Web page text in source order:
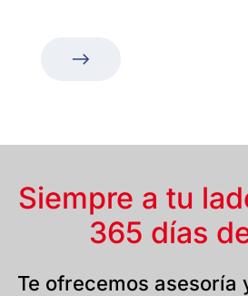
Siempre a tu
365 días
Te ofrecemos asesoría